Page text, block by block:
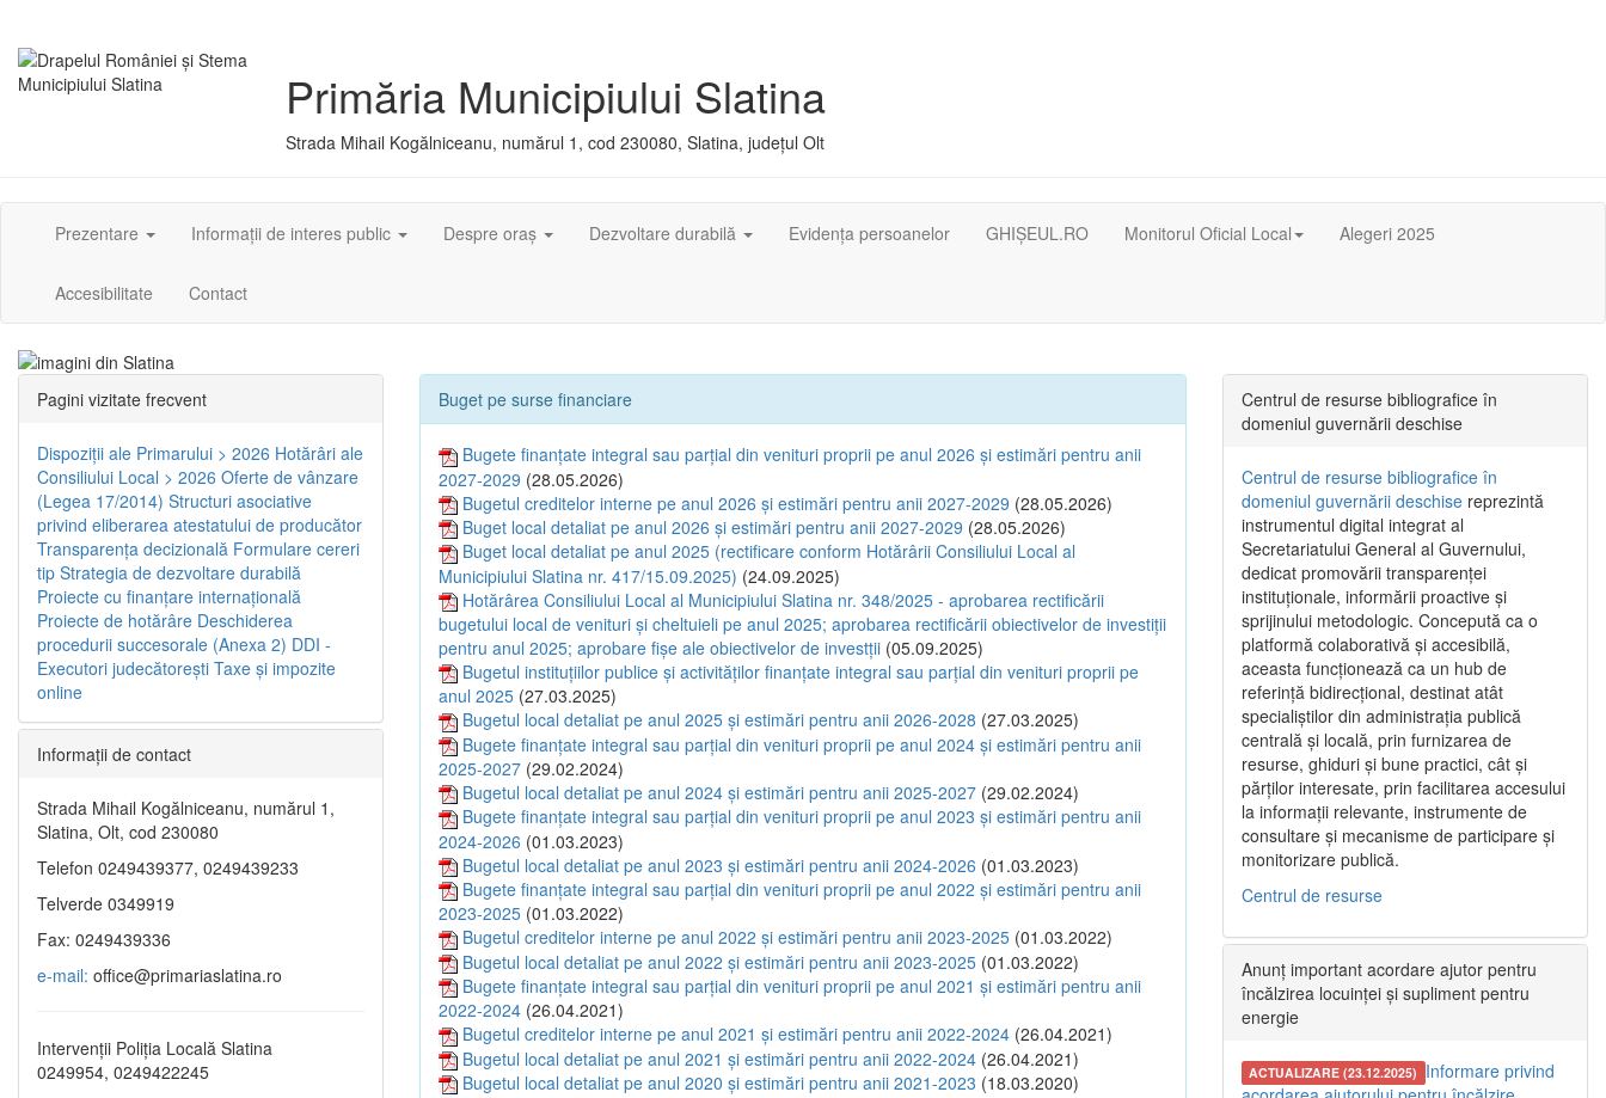
Primăria Municipiului Slatina
Strada Mihail Kogălniceanu, numărul 1, cod 230080, Slatina, județul Olt
Prezentare Informații de interes public Despre oraș Dezvoltare durabilă Evidența persoanelor GHIȘEUL.RO Monitorul Oficial Local Alegeri 2025
Accesibilitate Contact
Buget pe surse financiare
Bugete finanțate integral sau parțial din venituri proprii pe anul 2026 și estimări pentru anii
2027-2029 (28.05.2026)
Bugetul creditelor interne pe anul 2026 și estimări pentru anii 2027-2029 (28.05.2026)
Buget local detaliat pe anul 2026 și estimări pentru anii 2027-2029 (28.05.2026)
Buget local detaliat pe anul 2025 (rectificare conform Hotărârii Consiliului Local al
Municipiului Slatina nr. 417/15.09.2025) (24.09.2025)
Hotărârea Consiliului Local al Municipiului Slatina nr. 348/2025 - aprobarea rectificării
bugetului local de venituri și cheltuieli pe anul 2025; aprobarea rectificării obiectivelor de investiții
pentru anul 2025; aprobare fișe ale obiectivelor de investții (05.09.2025)
Bugetul instituțiilor publice și activităților finanțate integral sau parțial din venituri proprii pe
anul 2025 (27.03.2025)
Bugetul local detaliat pe anul 2025 și estimări pentru anii 2026-2028 (27.03.2025)
Bugete finanțate integral sau parțial din venituri proprii pe anul 2024 și estimări pentru anii
2025-2027 (29.02.2024)
Bugetul local detaliat pe anul 2024 și estimări pentru anii 2025-2027 (29.02.2024)
Bugete finanțate integral sau parțial din venituri proprii pe anul 2023 și estimări pentru anii
2024-2026 (01.03.2023)
Bugetul local detaliat pe anul 2023 și estimări pentru anii 2024-2026 (01.03.2023)
Bugete finanțate integral sau parțial din venituri proprii pe anul 2022 și estimări pentru anii
2023-2025 (01.03.2022)
Bugetul creditelor interne pe anul 2022 și estimări pentru anii 2023-2025 (01.03.2022)
Bugetul local detaliat pe anul 2022 și estimări pentru anii 2023-2025 (01.03.2022)
Bugete finanțate integral sau parțial din venituri proprii pe anul 2021 și estimări pentru anii
2022-2024 (26.04.2021)
Bugetul creditelor interne pe anul 2021 și estimări pentru anii 2022-2024 (26.04.2021)
Bugetul local detaliat pe anul 2021 și estimări pentru anii 2022-2024 (26.04.2021)
Bugetul local detaliat pe anul 2020 și estimări pentru anii 2021-2023 (18.03.2020)
Pagini vizitate frecvent
Dispoziţii ale Primarului > 2026 Hotărâri ale
Consiliului Local > 2026 Oferte de vânzare
(Legea 17/2014) Structuri asociative
privind eliberarea atestatului de producător
Transparenţa decizională Formulare cereri
tip Strategia de dezvoltare durabilă
Proiecte cu finanţare internaţională
Proiecte de hotărâre Deschiderea
procedurii succesorale (Anexa 2) DDI -
Executori judecătorești Taxe şi impozite
online
Informaţii de contact
Strada Mihail Kogălniceanu, numărul 1,
Slatina, Olt, cod 230080
Telefon 0249439377, 0249439233
Telverde 0349919
Fax: 0249439336
e-mail: office@primariaslatina.ro
Intervenții Poliția Locală Slatina
0249954, 0249422245
Centrul de resurse bibliografice în
domeniul guvernării deschise
Centrul de resurse bibliografice în
domeniul guvernării deschise reprezintă
instrumentul digital integrat al
Secretariatului General al Guvernului,
dedicat promovării transparenței
instituționale, informării proactive și
sprijinului metodologic. Concepută ca o
platformă colaborativă și accesibilă,
aceasta funcționează ca un hub de
referință bidirecțional, destinat atât
specialiștilor din administrația publică
centrală și locală, prin furnizarea de
resurse, ghiduri și bune practici, cât și
părților interesate, prin facilitarea accesului
la informații relevante, instrumente de
consultare și mecanisme de participare și
monitorizare publică.
Centrul de resurse
Anunț important acordare ajutor pentru
încălzirea locuinței și supliment pentru
energie
ACTUALIZARE (23.12.2025) Informare privind